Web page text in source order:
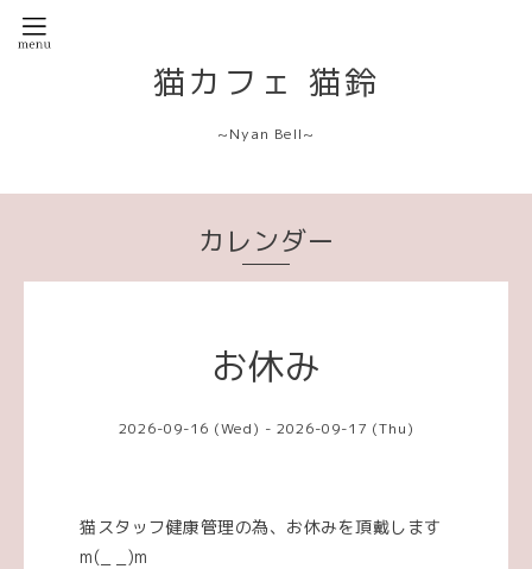
猫カフェ 猫鈴
~Nyan Bell~
カレンダー
お休み
2026-09-16 (Wed) - 2026-09-17 (Thu)
猫スタッフ健康管理の為、お休みを頂戴します
m(_ _)m